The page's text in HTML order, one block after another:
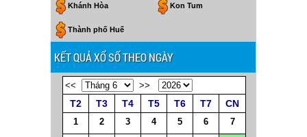
Khánh Hòa Kon Tum
Thành phố Huế
KẾT QUẢ XỔ SỐ THEO NGÀY
<< >>
T2 T3 T4 T5 T6 T7 CN
1 2 3 4 5 6 7